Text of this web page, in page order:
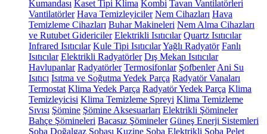
Kumandası Kaset Tipi Klima Kombi Tavan Vantilatörleri
Vantilatörler Hava Temizleyiciler Nem Cihazları Hava
Temizleme Cihazları Buhar Makineleri Nem Alma Cihazları
ve Rutubet Gidericiler Elektrikli Isıtıcılar Quartz Isıtıcılar
Infrared Isıtıcılar Kule Tipi IsıtıcılarYağlı Radyatör Fanlı
Isıtıcılar Elektrikli Radyatörler Dış Mekan Isıtıcılar
Havlupanlar Radyatörler Termosifonlar Şofbenler Ani Su
Isıtıcı Isıtma ve Soğutma Yedek Parça Radyatör Vanaları
Termostat Klima Yedek Parça Radyatör Yedek Parça Klima
Temizleyicisi Klima Temizleme Spreyi Klima Temizleme
Sıvısı Şömine Şömine Aksesuarları Elektrikli Şömineler
Bahçe Şömineleri Bacasız Şömineler Güneş Enerji Sistemleri
Soba Doğalgaz Sobası Kuzine Soba Elektrikli Soba Pelet